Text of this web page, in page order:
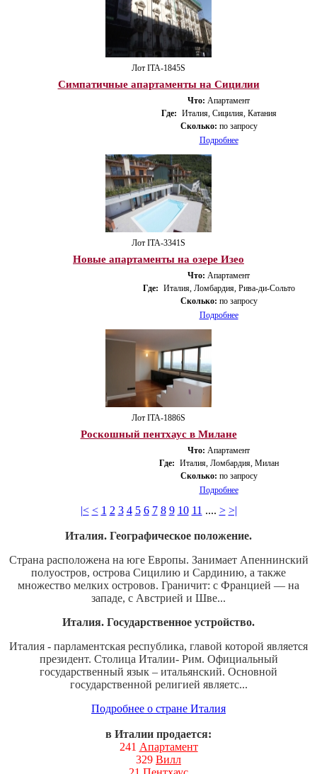
Лот ITA-1845S
Симпатичные апартаменты на Сицилии
Что: Апартамент
Где: Италия, Сицилия, Катания
Сколько: по запросу
Подробнее
Лот ITA-3341S
Новые апартаменты на озере Изео
Что: Апартамент
Где: Италия, Ломбардия, Рива-ди-Сольто
Сколько: по запросу
Подробнее
Лот ITA-1886S
Роскошный пентхаус в Милане
Что: Апартамент
Где: Италия, Ломбардия, Милан
Сколько: по запросу
Подробнее
|< < 1 2 3 4 5 6 7 8 9 10 11 .... > >|
Италия. Географическое положение.
Страна расположена на юге Европы. Занимает Апеннинский
полуостров, острова Сицилию и Сардинию, а также
множество мелких островов. Граничит: с Францией — на
западе, с Австрией и Шве...
Италия. Государственное устройство.
Италия - парламентская республика, главой которой является
президент. Столица Италии- Рим. Официальный
государственный язык – итальянский. Основной
государственной религией являетс...
Подробнее о стране Италия
в Италии продается:
241 Апартамент
329 Вилл